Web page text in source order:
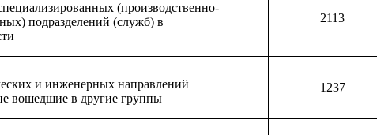
(производственно-
подразделений (служб) в
2113
и инженерных направлений
вошедшие в другие группы
1237